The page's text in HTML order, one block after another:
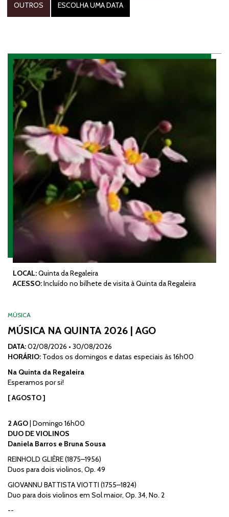
OUTROS ESCOLHA UMA DATA
LOCAL:Quinta da Regaleira
ACESSO:Incluído no bilhete de visita à Quinta da Regaleira
MÚSICA
MÚSICA NA QUINTA 2026 | AGO
DATA:02/08/2026 • 30/08/2026
HORÁRIO: Todos os domingos e datas especiais às 16h00
Na Quinta da Regaleira
Esperamos por si!
[ AGOSTO ]
2 AGO| Domingo 16h00
DUO DE VIOLINOS
Daniela Barros e Bruna Sousa
REINHOLD GLIÈRE (1875–1956)
Duos para dois violinos, Op. 49
GIOVANNU BATTISTA VIOTTI (1755–1824)
Duo para dois violinos em Sol maior, Op. 34, No. 2
--